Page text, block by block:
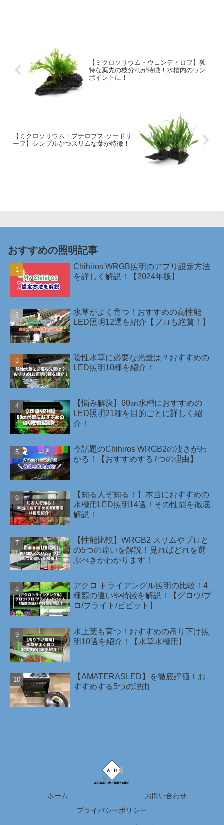
【ミクロソリウム・ウェンディロフ】独
特な葉先の枝分れが特徴！水槽内のワン
ポイントに！
【ミクロソリウム・プテロプス ソードリ
ーフ】シンプルかつスリムな葉が特徴！
おすすめの照明記事
Chihiros WRGB照明のアプリ設定方法
を詳しく解説！【2024年版】
水草がよく育つ！おすすめの高性能
LED照明12選を紹介【プロも絶賛！】
陰性水草に必要な光量は？おすすめの
LED照明10種を紹介！￼
【悩み解決】60㎝水槽におすすめの
LED照明21種を目的ごとに詳しく紹
介！
今話題のChihiros WRGB2の凄さがわ
かる！【おすすめする7つの理由】
【知る人ぞ知る！】本当におすすめの
水槽用LED照明14選！その性能を徹底
解説！
【性能比較】WRGB2 スリムやプロと
の5つの違いを解説！見ればどれを選
ぶべきかわかります！
アクロ トライアングル照明の比較！4
種類の違いや特徴を解説！【グロウ/プ
ロ/ブライト/ビビット】
水上葉も育つ！おすすめの吊り下げ照
明10選を紹介！【水草水槽用】
【AMATERASLED】を徹底評価！お
すすめする5つの理由
ホーム
お問い合わせ
プライバシーポリシー